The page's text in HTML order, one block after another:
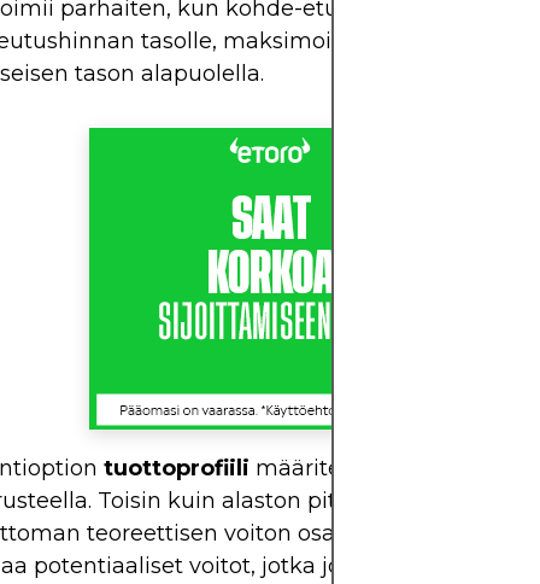
parhaiten, kun kohde-etuuden arvo laskee
tasolle, maksimoiden spreadin
tason alapuolella.
tuottoprofiili määritellään rajoitetun
Toisin kuin alaston pitkä myyntioptio,
teoreettisen voiton osakkeen laskiessa,
potentiaaliset voitot, jotka johtuvat